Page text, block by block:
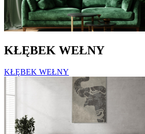
KŁĘBEK WEŁNY
KŁĘBEK WEŁNY